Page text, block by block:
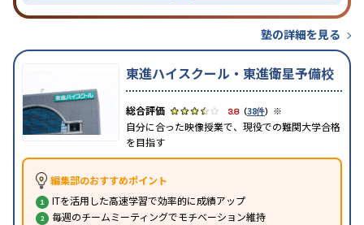
塾の詳細を見る
東進ハイスクール・東進衛星予備校
3.8（38件） ※
自分に合った映像授業で、現役での難関大学合格
を目指す
編集部のおすすめポイント
ITを活用した高速学習で効率的に成績アップ
毎週のチームミーティングでモチベーション維持